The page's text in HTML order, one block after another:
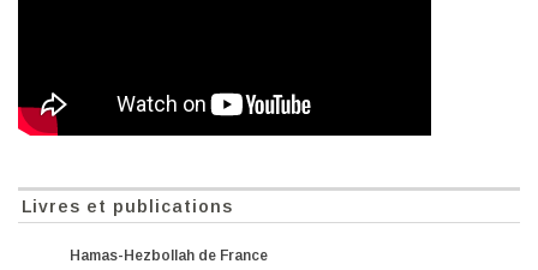
Livres et publications
Hamas-Hezbollah de France